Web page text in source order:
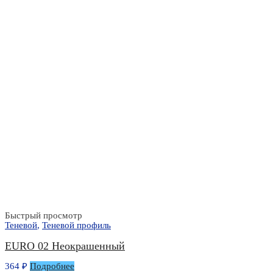
Быстрый просмотр
Теневой, Теневой профиль
EURO 02 Неокрашенный
364 ₽ Подробнее